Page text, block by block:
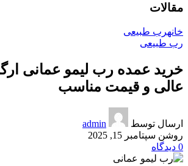
مقالات
خانهرب طبیعی
رب طبیعی
خرید عمده رب لیمو عمانی
عالی و قیمت مناسب
ارسال توسط
admin
روشن سپتامبر 15, 2025
0 دیدگاه